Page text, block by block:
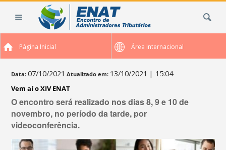
Página Inicial Área Internacional
Data: 07/10/2021 Atualizado em: 13/10/2021 | 15:04
Vem aí o XIV ENAT
O encontro será realizado nos dias 8, 9 e 10 de
novembro, no período da tarde, por
videoconferência.